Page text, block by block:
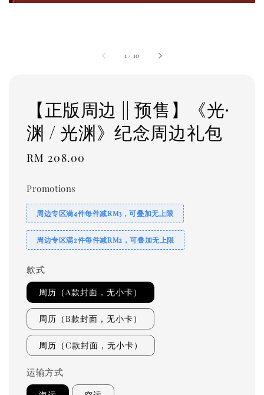
1 / 10
【正版周边 || 预售】《光·
渊 / 光渊》纪念周边礼包
Regular
RM 208.00
Promotions
周边专区满4件每件减RM3，可叠加无上限
周边专区满2件每件减RM2，可叠加无上限
款式
周历（A款封面，无小卡）
周历（B款封面，无小卡）
周历（C款封面，无小卡）
运输方式